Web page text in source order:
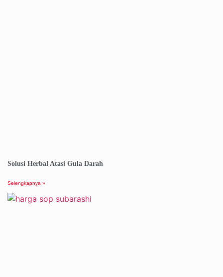
Solusi Herbal Atasi Gula Darah
Selengkapnya »